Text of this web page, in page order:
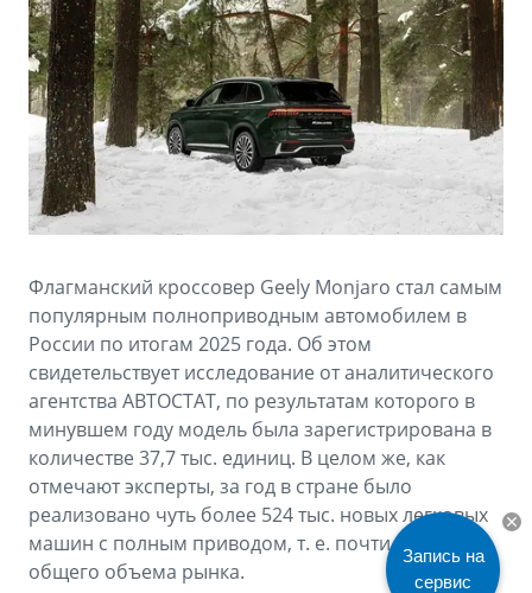
MONJARO
от 4 349 990 ₽*
PREFACE
от 3 079 990 ₽*
Аксессуары
ФИНАНСЫ И УСЛУГИ
Автокредит
Расчет КАСКО
Страхование
GEELY Лизинг
Советы по эксплуатации
Спецпредложения
ПОДДЕРЖКА
Помощь на дорогах
Гарантия Geely
Сервисная книжка
Вопросы и ответы
Флагманский кроссовер Geely Monjaro стал самым
популярным полноприводным автомобилем в
России по итогам 2025 года. Об этом
свидетельствует исследование от аналитического
агентства АВТОСТАТ, по результатам которого в
минувшем году модель была зарегистрирована в
количестве 37,7 тыс. единиц. В целом же, как
отмечают эксперты, за год в стране было
реализовано чуть более 524 тыс. новых легковых
машин с полным приводом, т. е. почти 40%
общего объема рынка.
Запись на
сервис